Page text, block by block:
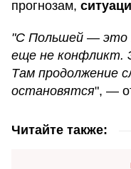
прогнозам,
"С Польшей — это
еще не конфликт.
Там продолжение
остановятся", —
Читайте также: